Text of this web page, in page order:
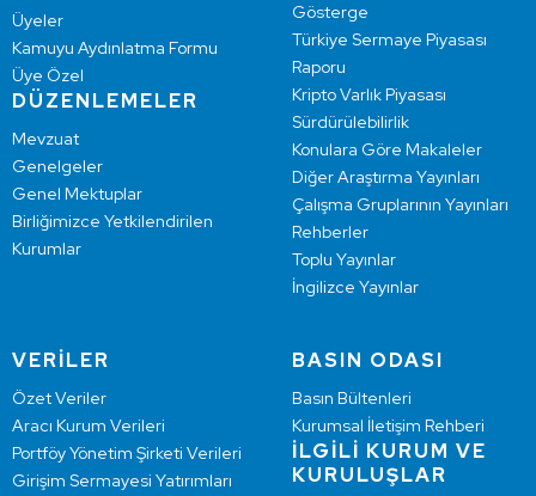
Üyeler
Kamuyu Aydınlatma Formu
Üye Özel
DÜZENLEMELER
Mevzuat
Genelgeler
Genel Mektuplar
Birliğimizce Yetkilendirilen
Kurumlar
Gösterge
Türkiye Sermaye Piyasası
Raporu
Kripto Varlık Piyasası
Sürdürülebilirlik
Konulara Göre Makaleler
Diğer Araştırma Yayınları
Çalışma Gruplarının Yayınları
Rehberler
Toplu Yayınlar
İngilizce Yayınlar
VERİLER
Özet Veriler
Aracı Kurum Verileri
Portföy Yönetim Şirketi Verileri
Girişim Sermayesi Yatırımları
BASIN ODASI
Basın Bültenleri
Kurumsal İletişim Rehberi
İLGİLİ KURUM VE
KURULUŞLAR